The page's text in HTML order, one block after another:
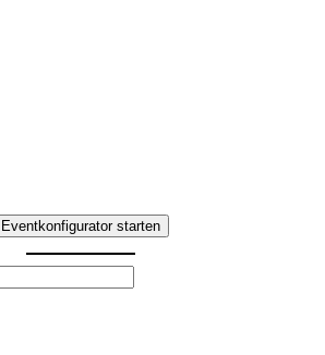
Eventkonfigurator starten